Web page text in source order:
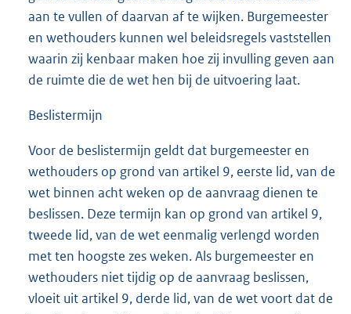
aan te vullen of daarvan af te wijken. Burgemeester
en wethouders kunnen wel beleidsregels vaststellen
waarin zij kenbaar maken hoe zij invulling geven aan
de ruimte die de wet hen bij de uitvoering laat.
Beslistermijn
Voor de beslistermijn geldt dat burgemeester en
wethouders op grond van artikel 9, eerste lid, van de
wet binnen acht weken op de aanvraag dienen te
beslissen. Deze termijn kan op grond van artikel 9,
tweede lid, van de wet eenmalig verlengd worden
met ten hoogste zes weken. Als burgemeester en
wethouders niet tijdig op de aanvraag beslissen,
vloeit uit artikel 9, derde lid, van de wet voort dat de